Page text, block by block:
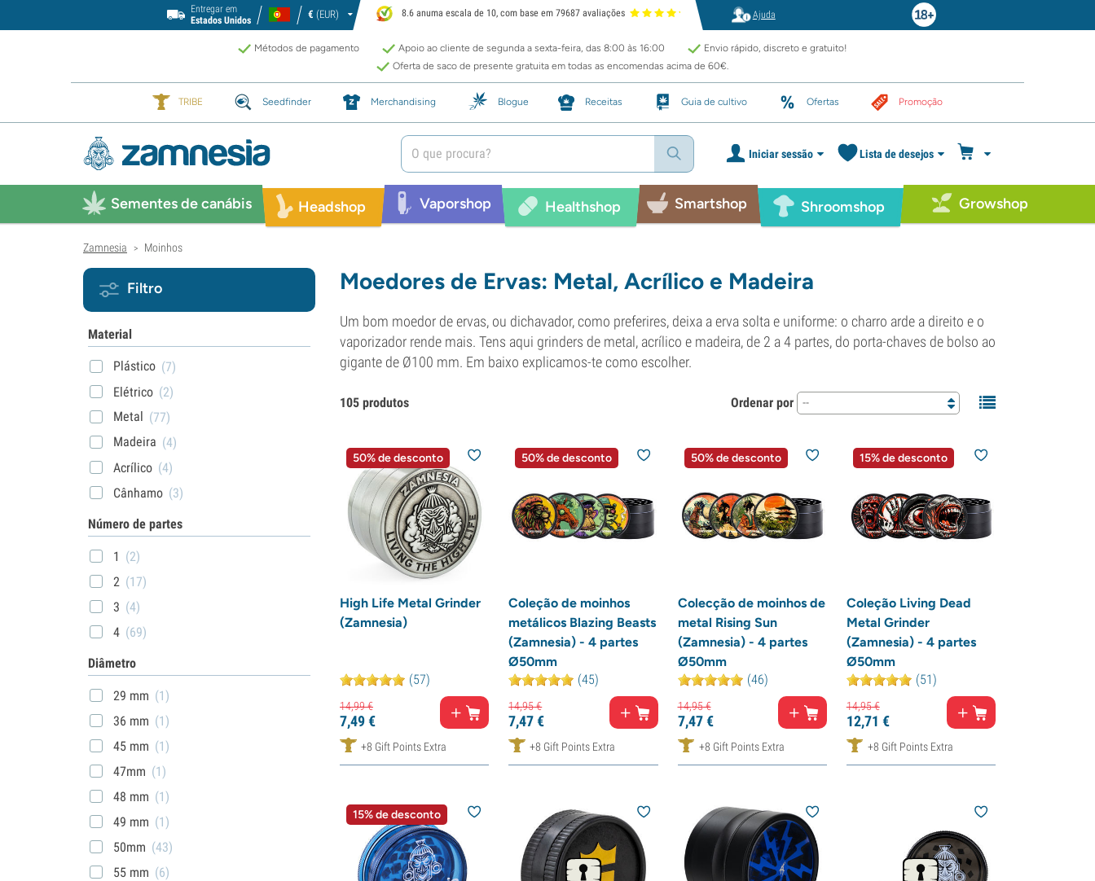
Entregar em
Estados Unidos
€ (EUR) 8.6 anuma escala de 10, com base em 79687 avaliações Ajuda
Métodos de pagamento Apoio ao cliente de segunda a sexta-feira, das 8:00 às 16:00
Envio rápido, discreto e gratuito!
Oferta de saco de presente gratuita em todas as encomendas acima de 60€.
TRIBE Seedfinder Merchandising Blogue Receitas Guia de cultivo Ofertas Promoção
Iniciar sessão Lista de desejos
Sementes de canábis Headshop Vaporshop Healthshop Smartshop Shroomshop Growshop
Zamnesia > Moinhos
Moedores de Ervas: Metal, Acrílico e Madeira
Um bom moedor de ervas, ou dichavador, como preferires, deixa a erva solta e uniforme: o charro arde a direito e o
vaporizador rende mais. Tens aqui grinders de metal, acrílico e madeira, de 2 a 4 partes, do porta-chaves de bolso ao
gigante de Ø100 mm. Em baixo explicamos-te como escolher.
105 produtos Ordenar por --
50% de desconto
High Life Metal Grinder
(Zamnesia)
(57)
14,99€
7,49€
+8 Gift Points Extra
50% de desconto
Coleção de moinhos
metálicos Blazing Beasts
(Zamnesia) - 4 partes
Ø50mm
(45)
14,95€
7,47€
+8 Gift Points Extra
50% de desconto
Colecção de moinhos de
metal Rising Sun
(Zamnesia) - 4 partes
Ø50mm
(46)
14,95€
7,47€
+8 Gift Points Extra
15% de desconto
Coleção Living Dead
Metal Grinder
(Zamnesia) - 4 partes
Ø50mm
(51)
14,95€
12,71 €
+8 Gift Points Extra
15% de desconto
Filtro
Material
Plástico (7)
Elétrico (2)
Metal (77)
Madeira (4)
Acrílico (4)
Cânhamo (3)
Número de partes
1 (2)
2 (17)
3 (4)
4 (69)
Diâmetro
29 mm (1)
36 mm (1)
45 mm (1)
47mm (1)
48 mm (1)
49 mm (1)
50mm (43)
55 mm (6)